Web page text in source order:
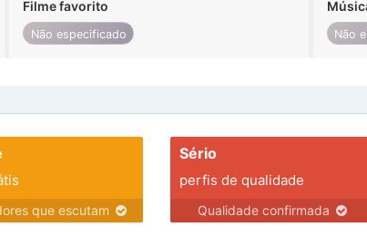
Filme favorito
Não especificado Não
que escutam
Sério
perfis de qualidade
Qualidade confirmada